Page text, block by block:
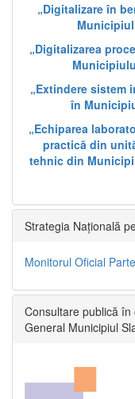
„Digitalizare în
Municipiul
„Digitalizarea
„Extindere sistem
în
„Echiparea
practică din
tehnic din
Strategia Națională
Monitorul Oficial
Consultare publică în
General Municipiul